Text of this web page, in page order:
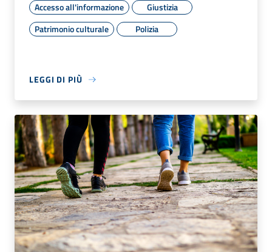
Accesso all'informazione
Giustizia
Patrimonio culturale
Polizia
LEGGI DI PIÙ